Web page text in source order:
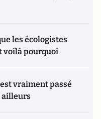
les écologistes
voilà pourquoi
vraiment passé
ailleurs